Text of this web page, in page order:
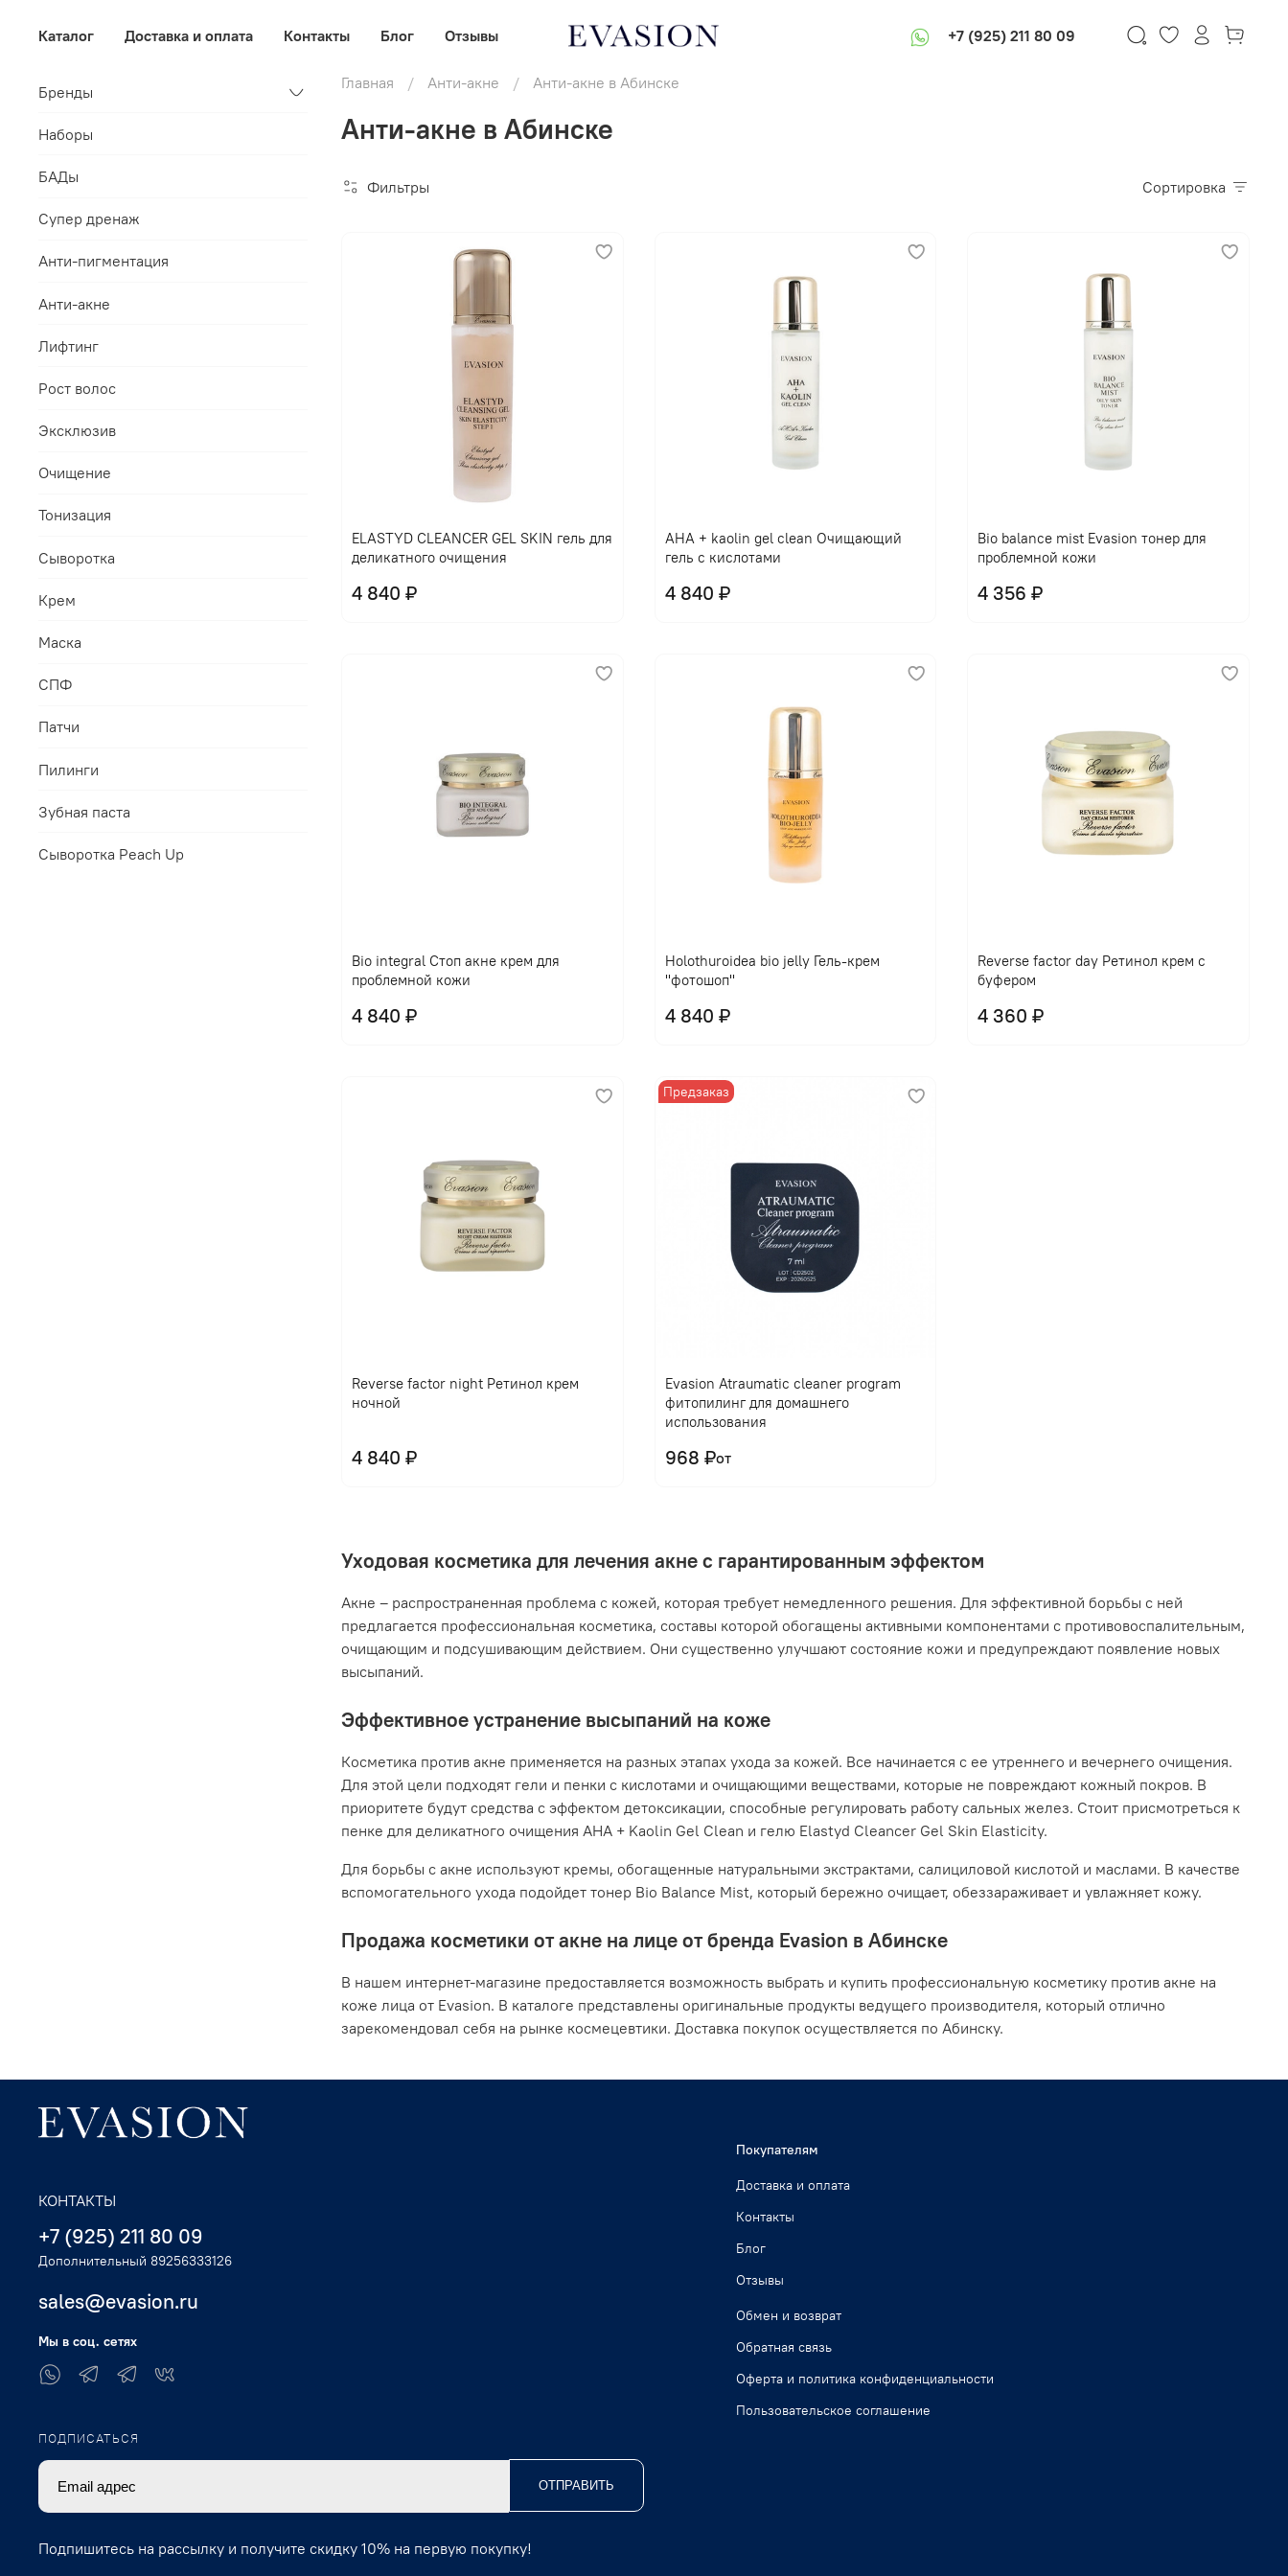
Каталог Доставка и оплата Контакты Блог Отзывы +7 (925) 211 80 09
Главная Анти-акне Анти-акне в Абинске
Анти-акне в Абинске
Фильтры Сортировка
ELASTYD CLEANCER GEL SKIN гель для
деликатного очищения
4 840 ₽
В корзину
AHA + kaolin gel clean Очищающий
гель с кислотами
4 840 ₽
Bio balance mist Evasion тонер для
проблемной кожи
4 356 ₽
Bio integral Стоп акне крем для
проблемной кожи
4 840 ₽
Holothuroidea bio jelly Гель-крем
"фотошоп"
4 840 ₽
Reverse factor day Ретинол крем с
буфером
4 360 ₽
Reverse factor night Ретинол крем
ночной
4 840 ₽
Предзаказ
Evasion Atraumatic cleaner program
фитопилинг для домашнего
использования
от
968 ₽
Уходовая косметика для лечения акне с гарантированным эффектом
Акне – распространенная проблема с кожей, которая требует немедленного решения. Для эффективной борьбы с ней
предлагается профессиональная косметика, составы которой обогащены активными компонентами с противовоспалительным,
очищающим и подсушивающим действием. Они существенно улучшают состояние кожи и предупреждают появление новых
высыпаний.
Эффективное устранение высыпаний на коже
Косметика против акне применяется на разных этапах ухода за кожей. Все начинается с ее утреннего и вечернего очищения.
Для этой цели подходят гели и пенки с кислотами и очищающими веществами, которые не повреждают кожный покров. В
приоритете будут средства с эффектом детоксикации, способные регулировать работу сальных желез. Стоит присмотреться к
пенке для деликатного очищения AHA + Kaolin Gel Clean и гелю Elastyd Cleancer Gel Skin Elasticity.
Для борьбы с акне используют кремы, обогащенные натуральными экстрактами, салициловой кислотой и маслами. В качестве
вспомогательного ухода подойдет тонер Bio Balance Mist, который бережно очищает, обеззараживает и увлажняет кожу.
Продажа косметики от акне на лице от бренда Evasion в Абинске
В нашем интернет-магазине предоставляется возможность выбрать и купить профессиональную косметику против акне на
коже лица от Evasion. В каталоге представлены оригинальные продукты ведущего производителя, который отлично
зарекомендовал себя на рынке космецевтики. Доставка покупок осуществляется по Абинску.
Бренды
Наборы
БАДы
Супер дренаж
Анти-пигментация
Анти-акне
Лифтинг
Рост волос
Эксклюзив
Очищение
Тонизация
Сыворотка
Крем
Маска
СПФ
Патчи
Пилинги
Зубная паста
Сыворотка Peach Up
Покупателям
Доставка и оплата
Контакты
Блог
Отзывы
Обмен и возврат
Обратная связь
Оферта и политика конфиденциальности
Пользовательское соглашение
КОНТАКТЫ
+7 (925) 211 80 09
Дополнительный 89256333126
sales@evasion.ru
Мы в соц. сетях
ПОДПИСАТЬСЯ
ОТПРАВИТЬ
Подпишитесь на рассылку и получите скидку 10% на первую покупку!